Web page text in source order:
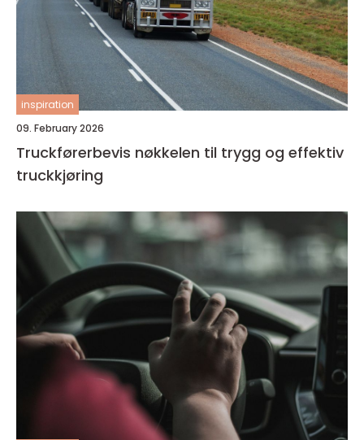
inspiration
09. February 2026
Truckførerbevis nøkkelen til trygg og effektiv
truckkjøring